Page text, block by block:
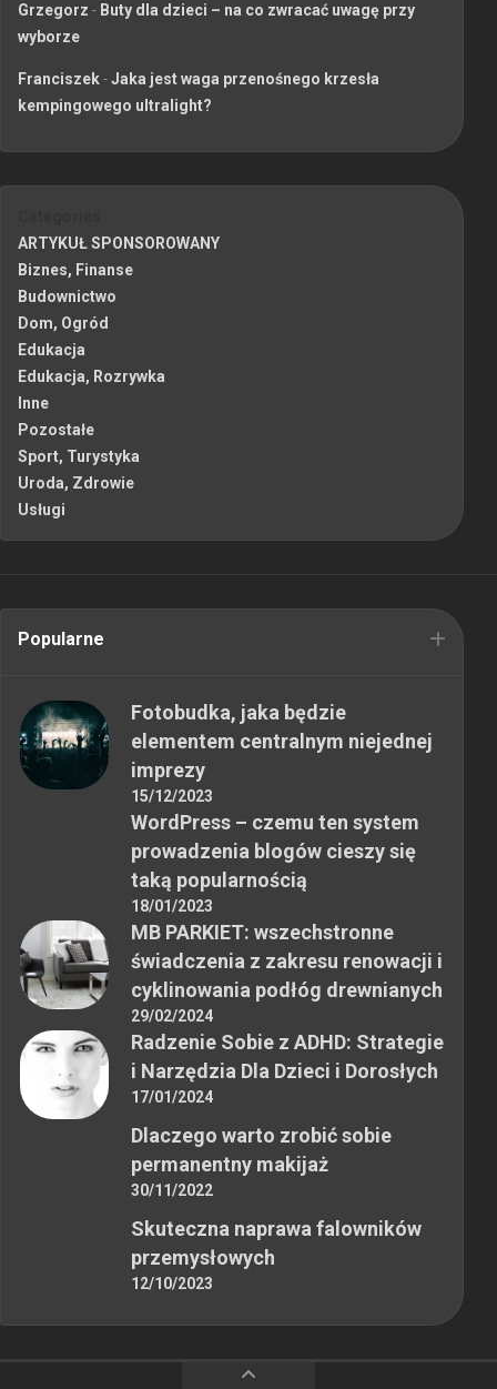
Grzegorz - Buty dla dzieci – na co zwracać uwagę przy
wyborze
Franciszek-Jaka jest waga przenośnego krzesła
kempingowego ultralight?
ARTYKUŁ SPONSOROWANY
Biznes, Finanse
Budownictwo
Dom, Ogród
Edukacja
Edukacja, Rozrywka
Inne
Pozostałe
Sport, Turystyka
Uroda, Zdrowie
Usługi
Popularne
Fotobudka, jaka będzie
elementem centralnym niejednej
imprezy
15/12/2023
WordPress – czemu ten system
prowadzenia blogów cieszy się
taką popularnością
18/01/2023
MB PARKIET: wszechstronne
świadczenia z zakresu renowacji i
cyklinowania podłóg drewnianych
29/02/2024
Radzenie Sobie z ADHD: Strategie
i Narzędzia Dla Dzieci i Dorosłych
17/01/2024
Dlaczego warto zrobić sobie
permanentny makijaż
30/11/2022
Skuteczna naprawa falowników
przemysłowych
12/10/2023